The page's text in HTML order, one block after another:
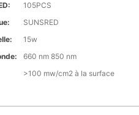
105PCS
SUNSRED
15w
660 nm 850 nm
>100 mw/cm2 à la surface